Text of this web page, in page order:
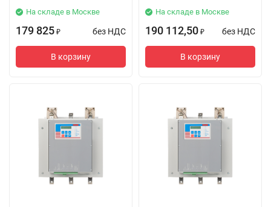
На складе в Москве
179 825 ₽ без НДС
В корзину
На складе в Москве
190 112,50 ₽ без НДС
В корзину